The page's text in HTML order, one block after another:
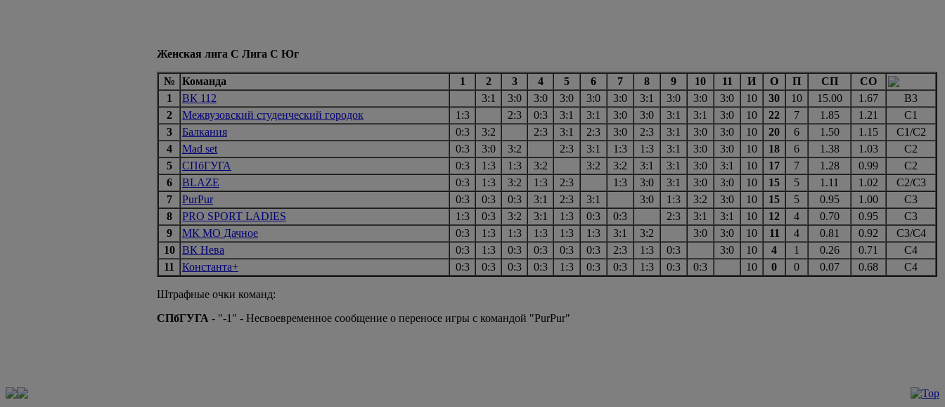
Женская лига С Лига С Юг
№ Команда 1 2 3 4 5 6 7 8 9 10 11 И О П СП
СО
1
ВК 112 3:1 3:0 3:0 3:0 3:0 3:0 3:1 3:0 3:0 3:0 10 30 10 15.00 1.67
В3
2
Межвузовский студенческий городок 1:3 2:3 0:3 3:1 3:1 3:0 3:0 3:1 3:1 3:0 10 22 7 1.85 1.21
С1
3
Балкания 0:3 3:2 2:3 3:1 2:3 3:0 2:3 3:1 3:0 3:0 10 20 6 1.50 1.15
С1/С2
4
Mad set 0:3 3:0 3:2 2:3 3:1 1:3 1:3 3:1 3:0 3:0 10 18 6 1.38 1.03
С2
5
СПбГУГА 0:3 1:3 1:3 3:2 3:2 3:2 3:1 3:1 3:0 3:1 10 17 7 1.28 0.99
С2
6
BLAZE 0:3 1:3 3:2 1:3 2:3 1:3 3:0 3:1 3:0 3:0 10 15 5 1.11 1.02
С2/С3
7
PurPur 0:3 0:3 0:3 3:1 2:3 3:1 3:0 1:3 3:2 3:0 10 15 5 0.95 1.00
С3
8
PRO SPORT LADIES 1:3 0:3 3:2 3:1 1:3 0:3 0:3 2:3 3:1 3:1 10 12 4 0.70 0.95
С3
9
МК МО Дачное 0:3 1:3 1:3 1:3 1:3 1:3 3:1 3:2 3:0 3:0 10 11 4 0.81 0.92
С3/С4
10
ВК Нева 0:3 1:3 0:3 0:3 0:3 0:3 2:3 1:3 0:3 3:0 10 4 1 0.26 0.71
С4
11
Константа+ 0:3 0:3 0:3 0:3 1:3 0:3 0:3 1:3 0:3 0:3 10 0 0 0.07 0.68 С4
Штрафные очки команд:
СПбГУГА - "-1" - Несвоевременное сообщение о переносе игры с командой "PurPur"